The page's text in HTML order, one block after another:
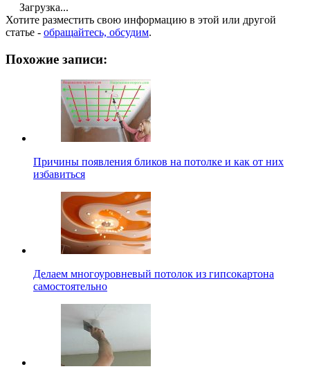
Загрузка...
Хотите разместить свою информацию в этой или другой
статье - обращайтесь, обсудим.
Похожие записи:
Причины появления бликов на потолке и как от них
избавиться
Делаем многоуровневый потолок из гипсокартона
самостоятельно